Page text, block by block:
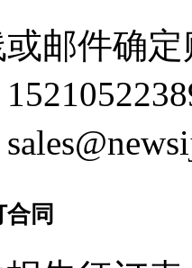
邮件确
同